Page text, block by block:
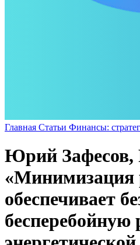
Главная Статьи Финансы:
Юрий Зафесов,
«Минимизация
обеспечивает
бесперебойную